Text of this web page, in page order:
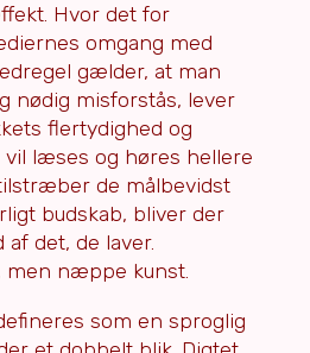
Hvor det for
omgang med
gælder, at man
nødig misforstås, lever
flertydighed og
vil læses og høres hellere
tilstræber de målbevidst
budskab, bliver der
det, de laver.
men næppe kunst.
som en sproglig